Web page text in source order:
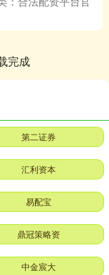
完成
第二证券
汇利资本
易配宝
鼎冠策略资
中金宸大